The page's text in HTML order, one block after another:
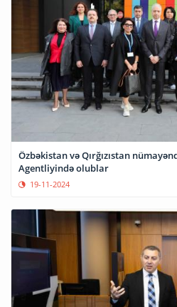
Özbəkistan və Qırğızıstan nümayəndə heyətləri
Agentliyində olublar
19-11-2024